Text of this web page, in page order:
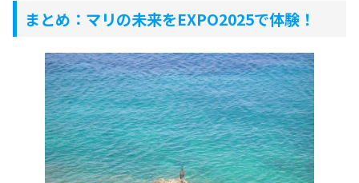
まとめ：マリの未来をEXPO2025で体験！